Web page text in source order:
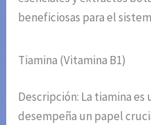
beneficiosas para el
Tiamina (Vitamina B1)
Descripción: La tiamina
desempeña un papel